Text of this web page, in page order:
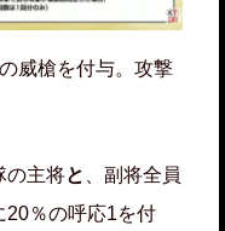
威槍を付与。攻撃
の主将と
、副将全員
20％の呼応1を付